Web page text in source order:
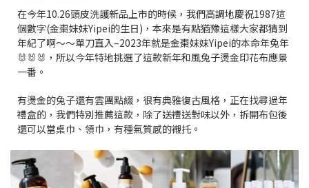
在今年10.26頭皮洗護新品上市的時候，我們高調地慶祝1987這
個數字(金棗妹妹Yipei的生日)，本來是有點猶豫這樣大家都猜到
年紀了啊～～單刀直入–2023年就是金棗妹妹Yipei的本命年兔年
🐰🐰🐰，所以今年特地挑選了這款新年和風兔子燙金印花布應景
一番。
有燙金的兔子還有雲團點綴， 很有典雅復古風格，正在找尋過年
禮盒的，我們特別推薦這款，除了送禮送對味以外，拆開布包後
還可以當桌巾、領巾，有種氣質感的襯托。